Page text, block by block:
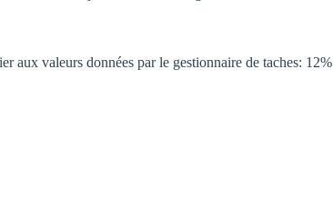
aux valeurs données par le gestionnaire de taches: